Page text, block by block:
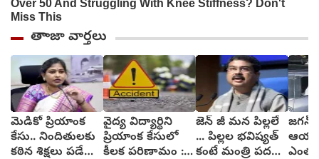
తాాజా వార్తలు
మెడికో ప్రియాంక
కేసు.. నిందితులకు
కఠిన శిక్షలు పడేలా
వైద్య విద్యార్థిని
ప్రియాంక కేసులో
కీలక పరిణామం :
జెన్ జీ మన పిల్లలే
... పిల్లల భవిష్యత్
కంటే మంత్రి పదవి
జగన్